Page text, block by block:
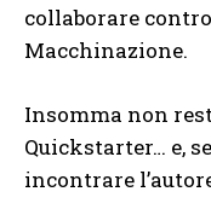
collaborare
Macchinazione.
Insomma non
Quickstarter… e,
incontrare